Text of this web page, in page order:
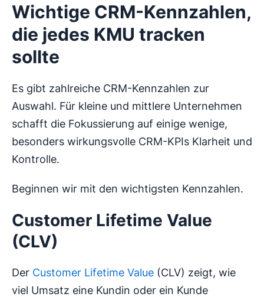
Wichtige CRM-Kennzahlen,
die jedes KMU tracken
sollte
Es gibt zahlreiche CRM-Kennzahlen zur
Auswahl. Für kleine und mittlere Unternehmen
schafft die Fokussierung auf einige wenige,
besonders wirkungsvolle CRM-KPIs Klarheit und
Kontrolle.
Beginnen wir mit den wichtigsten Kennzahlen.
Customer Lifetime Value
(CLV)
Der Customer Lifetime Value (CLV) zeigt, wie
viel Umsatz eine Kundin oder ein Kunde